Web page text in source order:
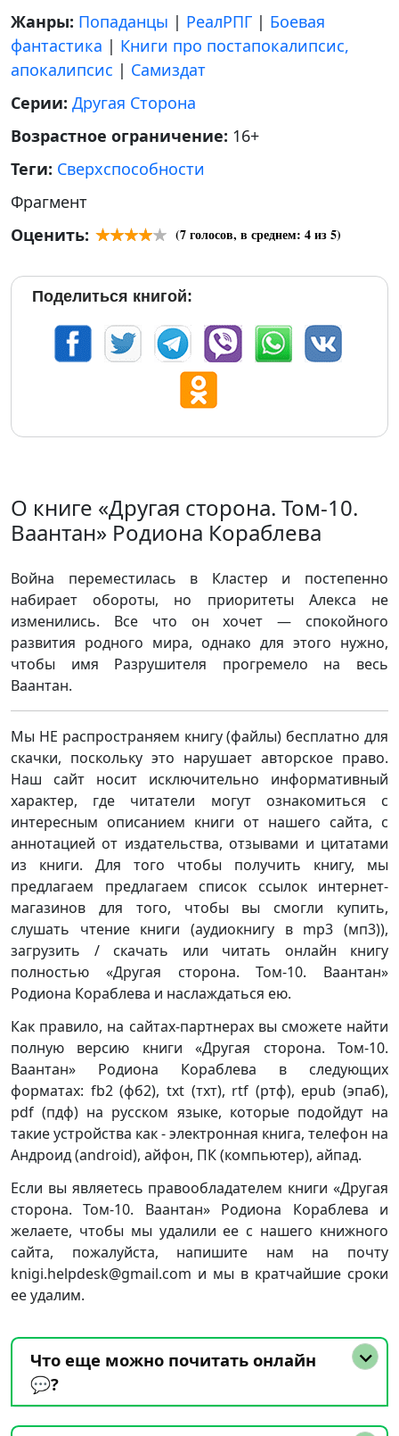
Жанры: Попаданцы | РеалРПГ | Боевая
фантастика | Книги про постапокалипсис,
апокалипсис | Самиздат
Серии: Другая Сторона
Возрастное ограничение: 16+
Теги: Сверхспособности
Фрагмент
Оценить:
(7голосов, в среднем: 4из 5)
Поделиться книгой:
О книге «Другая сторона. Том-10.
Ваантан» Родиона Кораблева
Война переместилась в Кластер и постепенно
набирает обороты, но приоритеты Алекса не
изменились. Все что он хочет — спокойного
развития родного мира, однако для этого нужно,
чтобы имя Разрушителя прогремело на весь
Ваантан.
Мы НЕ распространяем книгу (файлы) бесплатно для
скачки, поскольку это нарушает авторское право.
Наш сайт носит исключительно информативный
характер, где читатели могут ознакомиться с
интересным описанием книги от нашего сайта, с
аннотацией от издательства, отзывами и цитатами
из книги. Для того чтобы получить книгу, мы
предлагаем предлагаем список ссылок интернет-
магазинов для того, чтобы вы смогли купить,
слушать чтение книги (аудиокнигу в mp3 (мп3)),
загрузить / скачать или читать онлайн книгу
полностью «Другая сторона. Том-10. Ваантан»
Родиона Кораблева и наслаждаться ею.
Как правило, на сайтах-партнерах вы сможете найти
полную версию книги «Другая сторона. Том-10.
Ваантан» Родиона Кораблева в следующих
форматах: fb2 (фб2), txt (тхт), rtf (ртф), epub (эпаб),
pdf (пдф) на русском языке, которые подойдут на
такие устройства как - электронная книга, телефон на
Андроид (android), айфон, ПК (компьютер), айпад.
Если вы являетесь правообладателем книги «Другая
сторона. Том-10. Ваантан» Родиона Кораблева и
желаете, чтобы мы удалили ее с нашего книжного
сайта, пожалуйста, напишите нам на почту
knigi.helpdesk@gmail.com и мы в кратчайшие сроки
ее удалим.
Что еще можно почитать онлайн
💬?